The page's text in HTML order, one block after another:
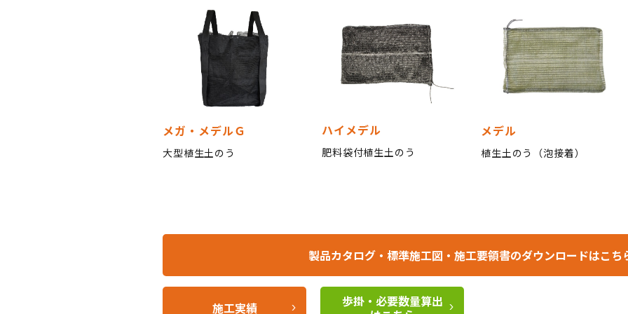
メガ・メデルＧ
大型植生土のう
ハイメデル
肥料袋付植生土のう
メデル
植生土のう（泡接着）
製品カタログ・標準施工図・施工要領書のダウンロードはこち
施工実績
歩掛・必要数量算出